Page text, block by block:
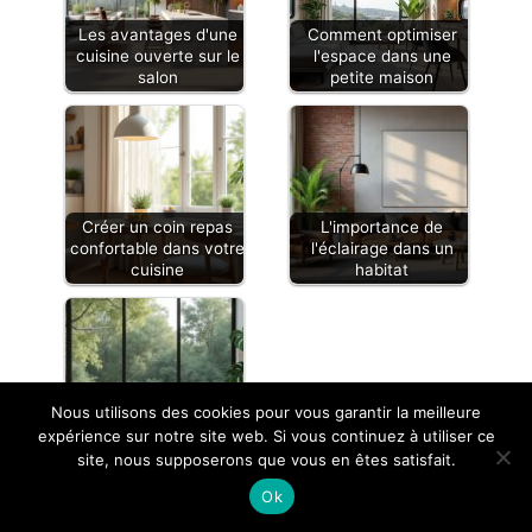
déplacer grâce à ses
roues pratiques et vous
pouvez le placer aisément
dans la position
souhaitée.
Les avantages d'une
cuisine ouverte sur le
salon
Comment optimiser
l'espace dans une
petite maison
Créer un coin repas
confortable dans votre
cuisine
L'importance de
l'éclairage dans un
habitat
Intégrer des éléments
naturels dans votre
intérieur
Nous utilisons des cookies pour vous garantir la meilleure
expérience sur notre site web. Si vous continuez à utiliser ce
site, nous supposerons que vous en êtes satisfait.
Ok